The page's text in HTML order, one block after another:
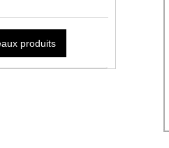
produits